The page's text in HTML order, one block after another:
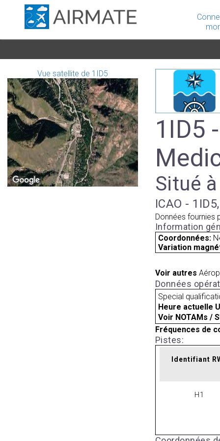
Vue satellite de 1ID5
1ID5
Situé
ICAO -
Données fournies
Information
Coordonnées:
Variation
Voir autres
Données
Special
Heure actuelle
Voir NOTAMs /
Fréquences de
Pistes:
Identifiant
H1